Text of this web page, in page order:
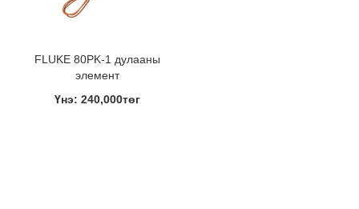
FLUKE 80PK-1 дулааны
элемент
Үнэ: 240,000төг